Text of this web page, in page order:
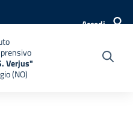
Accedi
Verjus"
(NO)